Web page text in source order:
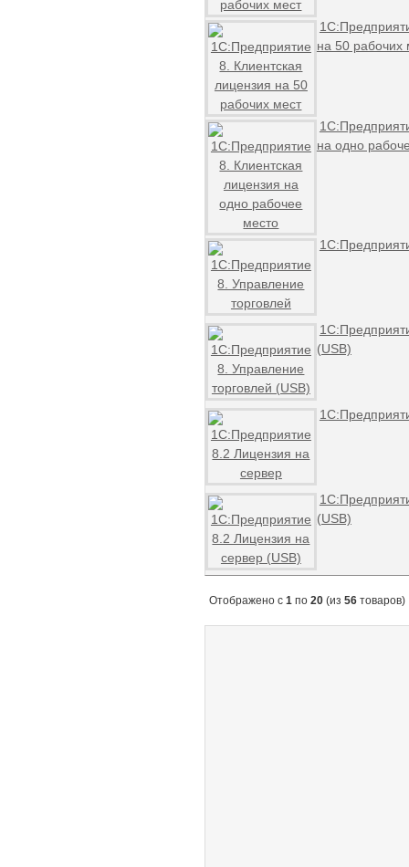
на 50 рабочих
на одно
(USB)
(USB)
Отображено с 1 по 20 (из 56 товаров)